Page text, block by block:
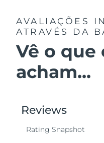
AVALIAÇÕES
ATRAVÉS DA
Vê o que
acham...